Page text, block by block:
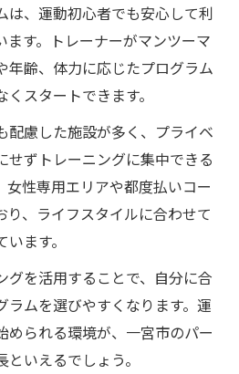
ジムサポートの手厚さ
楽しく通えるパーソナルジ
サポートの秘訣とは
で筋トレが続く理由を解説
による個別指導の重要性
するジムのサポート体制
ソナルジムが提供する安心感
は、運動初心者でも安心して利
ます。トレーナーがマンツーマ
年齢、体力に応じたプログラム
スタートできます。
配慮した施設が多く、プライベ
せずトレーニングに集中できる
女性専用エリアや都度払いコー
り、ライフスタイルに合わせて
ます。
グを活用することで、自分に合
ラムを選びやすくなります。運
められる環境が、一宮市のパー
いえるでしょう。